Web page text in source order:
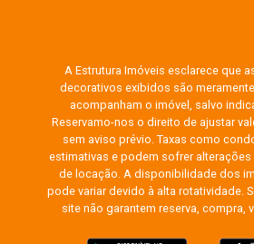
A Estrutura Imóveis esclarece que
decorativos exibidos são
acompanham o imóvel, salvo
Reservamo-nos o direito de ajustar
sem aviso prévio. Taxas como
estimativas e podem sofrer
de locação. A disponibilidade dos
pode variar devido à alta rotatividade.
site não garantem reserva, compra,